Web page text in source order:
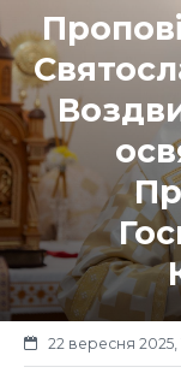
22 вересня 2025,